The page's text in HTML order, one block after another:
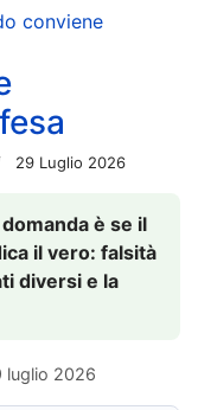
conviene
29 Luglio 2026
è se il
il vero: falsità
diversi e la
luglio 2026